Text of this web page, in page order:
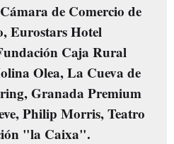
de Comercio de
Eurostars Hotel
Caja Rural
Olea, La Cueva de
Granada Premium
Philip Morris, Teatro
"la Caixa".